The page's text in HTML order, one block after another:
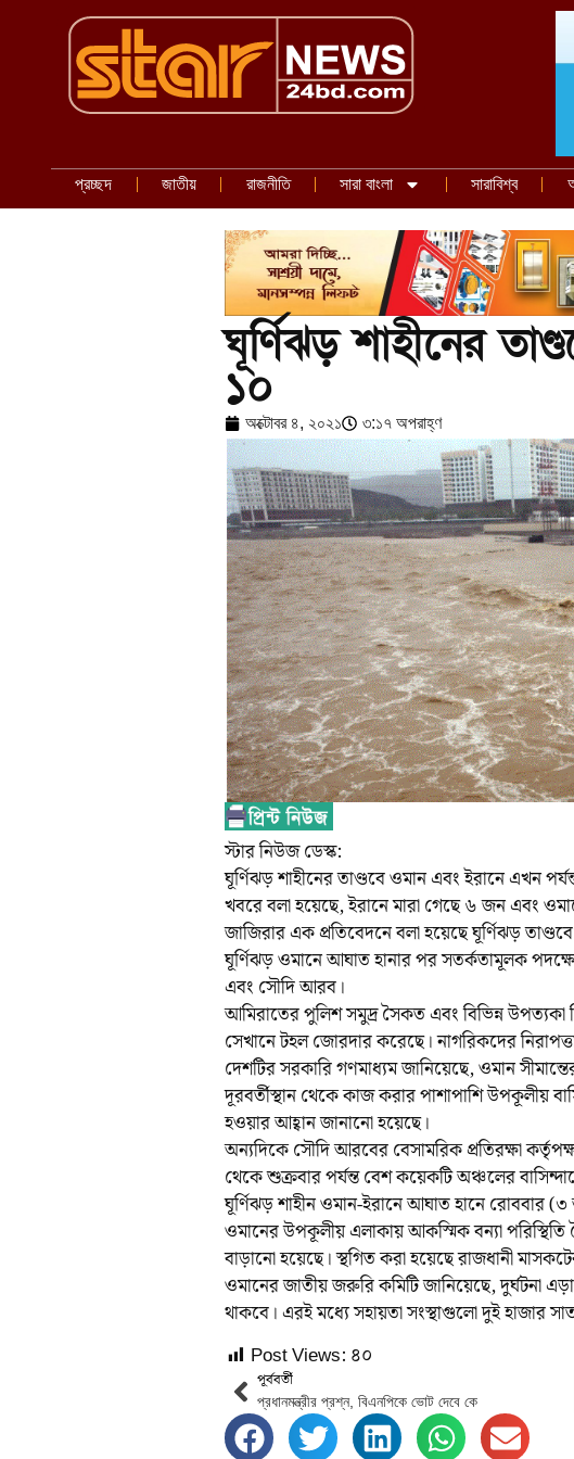
প্রচ্ছদ জাতীয় রাজনীতি সারা বাংলা সারাবিশ্ব
ঘূর্ণিঝড় শাহীনের
১০
অক্টোবর ৪, ২০২১ ৩:১৭ অপরাহ্ণ
স্টার নিউজ ডেস্ক:
ঘূর্ণিঝড় শাহীনের তাণ্ডবে ওমান এবং ইরানে এখন
খবরে বলা হয়েছে, ইরানে মারা গেছে ৬ জন এবং
জাজিরার এক প্রতিবেদনে বলা হয়েছে ঘূর্ণিঝড়
ঘূর্ণিঝড় ওমানে আঘাত হানার পর সতর্কতামূলক
এবং সৌদি আরব।
আমিরাতের পুলিশ সমুদ্র সৈকত এবং বিভিন্ন উপত্যকা
সেখানে টহল জোরদার করেছে। নাগরিকদের
দেশটির সরকারি গণমাধ্যম জানিয়েছে, ওমান
দূরবর্তীস্থান থেকে কাজ করার পাশাপাশি উপকূলীয়
হওয়ার আহ্বান জানানো হয়েছে।
অন্যদিকে সৌদি আরবের বেসামরিক প্রতিরক্ষা
থেকে শুক্রবার পর্যন্ত বেশ কয়েকটি অঞ্চলের
ঘূর্ণিঝড় শাহীন ওমান-ইরানে আঘাত হানে রোববার (৩
ওমানের উপকূলীয় এলাকায় আকস্মিক বন্যা
বাড়ানো হয়েছে। স্থগিত করা হয়েছে রাজধানী
ওমানের জাতীয় জরুরি কমিটি জানিয়েছে, দুর্ঘটনা
থাকবে। এরই মধ্যে সহায়তা সংস্থাগুলো দুই হাজার
Post Views: ৪০
পূর্ববর্তী
প্রধানমন্ত্রীর প্রশ্ন, বিএনপিকে ভোট দেবে কে